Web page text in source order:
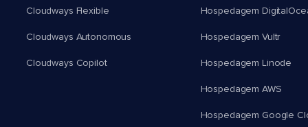
Cloudways Flexible
Cloudways Autonomous
Cloudways Copilot
Hospedagem
Hospedagem Vultr
Hospedagem Linode
Hospedagem AWS
Hospedagem Google